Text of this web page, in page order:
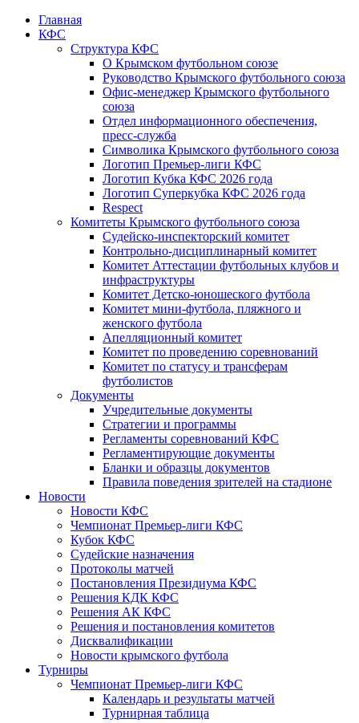
Главная
КФС
Структура КФС
О Крымском футбольном союзе
Руководство Крымского футбольного союза
Офис-менеджер Крымского футбольного
союза
Отдел информационного обеспечения,
пресс-служба
Символика Крымского футбольного союза
Логотип Премьер-лиги КФС
Логотип Кубка КФС 2026 года
Логотип Суперкубка КФС 2026 года
Respect
Комитеты Крымского футбольного союза
Судейско-инспекторский комитет
Контрольно-дисциплинарный комитет
Комитет Аттестации футбольных клубов и
инфраструктуры
Комитет Детско-юношеского футбола
Комитет мини-футбола, пляжного и
женского футбола
Апелляционный комитет
Комитет по проведению соревнований
Комитет по статусу и трансферам
футболистов
Документы
Учредительные документы
Стратегии и программы
Регламенты соревнований КФС
Регламентирующие документы
Бланки и образцы документов
Правила поведения зрителей на стадионе
Новости
Новости КФС
Чемпионат Премьер-лиги КФС
Кубок КФС
Судейские назначения
Протоколы матчей
Постановления Президиума КФС
Решения КДК КФС
Решения АК КФС
Решения и постановления комитетов
Дисквалификации
Новости крымского футбола
Турниры
Чемпионат Премьер-лиги КФС
Календарь и результаты матчей
Турнирная таблица